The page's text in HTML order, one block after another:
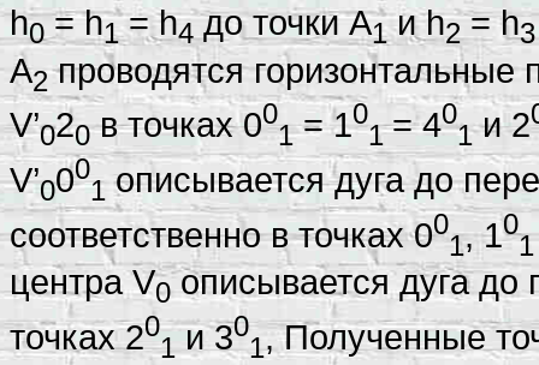
h0= h1= h4до точки А1и h2= h3
А2проводятся горизонтальные
V’020в точках 00
1= 10
1= 40
1и 2
V’000
1 описывается дуга до
соответственно в точках 00
1, 10
центра V0описывается дуга до
точках 20
1и 30
1, Полученные